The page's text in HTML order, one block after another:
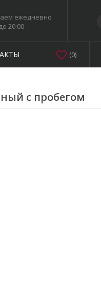
ежедневно
20:00
(0)
с пробегом